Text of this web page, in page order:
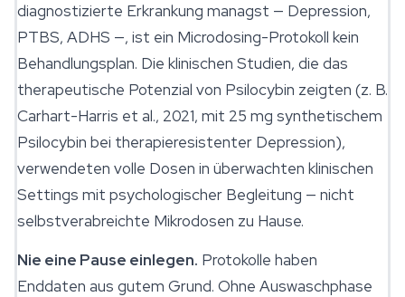
diagnostizierte Erkrankung managst — Depression,
PTBS, ADHS —, ist ein Microdosing-Protokoll kein
Behandlungsplan. Die klinischen Studien, die das
therapeutische Potenzial von Psilocybin zeigten (z. B.
Carhart-Harris et al., 2021, mit 25 mg synthetischem
Psilocybin bei therapieresistenter Depression),
verwendeten volle Dosen in überwachten klinischen
Settings mit psychologischer Begleitung — nicht
selbstverabreichte Mikrodosen zu Hause.
Nie eine Pause einlegen. Protokolle haben
Enddaten aus gutem Grund. Ohne Auswaschphase